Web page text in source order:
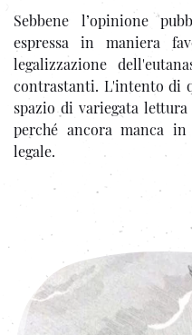
Sebbene l’opinione
espressa in maniera
legalizzazione
contrastanti. L'intento di
spazio di variegata
perché ancora manca
legale.